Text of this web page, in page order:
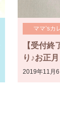
ママ’sカ
【受付終
り♪お正
2019年11月6